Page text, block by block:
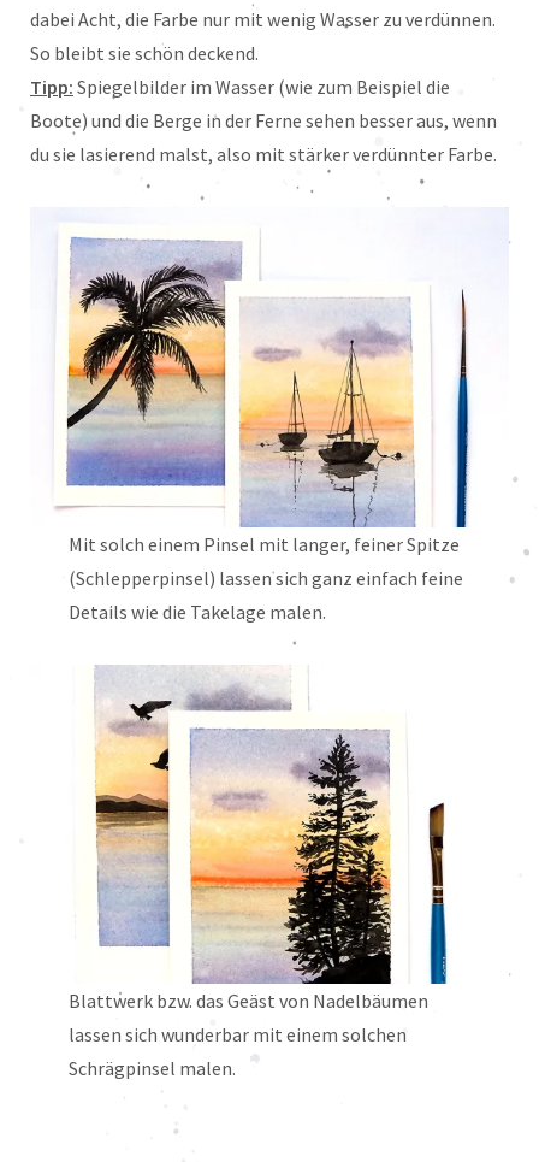
dabei Acht, die Farbe nur mit wenig Wasser zu verdünnen.
So bleibt sie schön deckend.
Tipp: Spiegelbilder im Wasser (wie zum Beispiel die
Boote) und die Berge in der Ferne sehen besser aus, wenn
du sie lasierend malst, also mit stärker verdünnter Farbe.
Mit solch einem Pinsel mit langer, feiner Spitze
(Schlepperpinsel) lassen sich ganz einfach feine
Details wie die Takelage malen.
Blattwerk bzw. das Geäst von Nadelbäumen
lassen sich wunderbar mit einem solchen
Schrägpinsel malen.